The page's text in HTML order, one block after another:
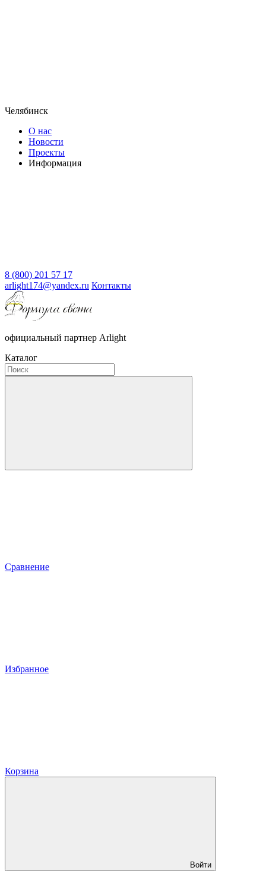
Челябинск
О нас
Новости
Проекты
Информация
8 (800) 201 57 17
arlight174@yandex.ru Контакты
официальный партнер Arlight
Каталог
Сравнение
Избранное
Корзина
Войти